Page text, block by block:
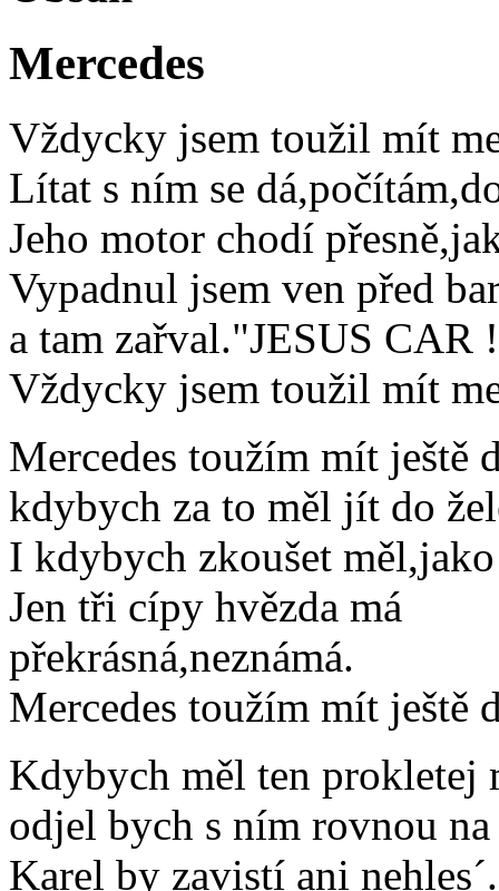
Mercedes
Vždycky jsem toužil mít
Lítat s ním se
Jeho motor chodí
Vypadnul jsem ven před
a tam zařval."JESUS CAR
Vždycky jsem toužil mít
Mercedes toužím mít ještě
kdybych za to měl jít do
I kdybych zkoušet měl,jako
Jen tři cípy hvězda má
překrásná,neznámá.
Mercedes toužím mít ještě
Kdybych měl ten prokletej
odjel bych s ním rovnou na
Karel by zavistí ani nehles´.